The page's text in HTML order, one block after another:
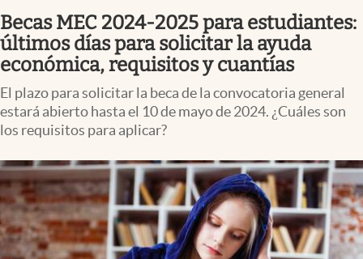
Becas MEC 2024-2025 para estudiantes:
últimos días para solicitar la ayuda
económica, requisitos y cuantías
El plazo para solicitar la beca de la convocatoria general
estará abierto hasta el 10 de mayo de 2024. ¿Cuáles son
los requisitos para aplicar?